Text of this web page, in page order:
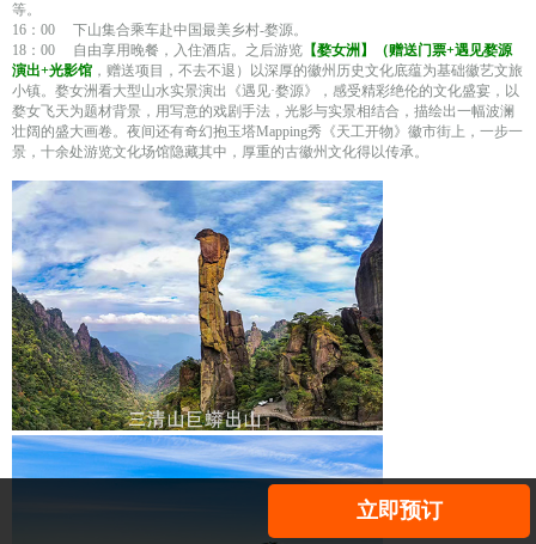
等。
16：00 下山集合乘车赴中国最美乡村-婺源。
18：00 自由享用晚餐，入住酒店。之后游览 【婺女洲】（赠送门票+遇见婺源
演出+光影馆 ，赠送项目，不去不退）以深厚的徽州历史文化底蕴为基础徽艺文旅
小镇。婺女洲看大型山水实景演出《遇见·婺源》，感受精彩绝伦的文化盛宴，以
婺女飞天为题材背景，用写意的戏剧手法，光影与实景相结合，描绘出一幅波澜
壮阔的盛大画卷。夜间还有奇幻抱玉塔Mapping秀《天工开物》徽市街上，一步一
景，十余处游览文化场馆隐藏其中，厚重的古徽州文化得以传承。
立即预订